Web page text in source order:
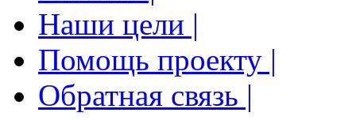
Наши цели |
Помощь проекту |
Обратная связь |